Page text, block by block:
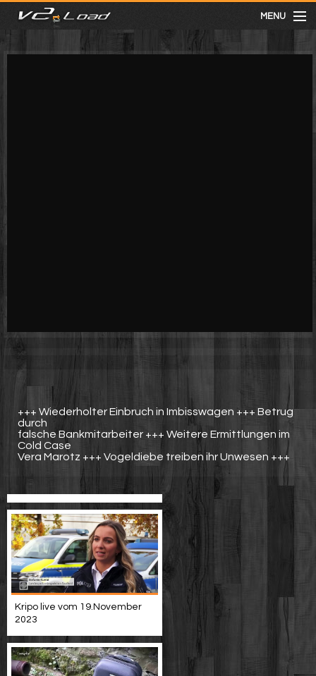
MENU
meist gesehen
+++ Wiederholter Einbruch in Imbisswagen +++ Betrug
durch
falsche Bankmitarbeiter +++ Weitere Ermittlungen im
Cold Case
Vera Marotz +++ Vogeldiebe treiben ihr Unwesen +++
Kripo live vom 19.November
2023